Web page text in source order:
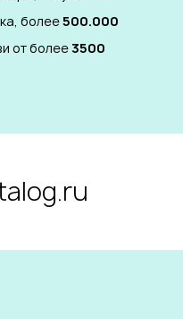
более500.000
от более3500